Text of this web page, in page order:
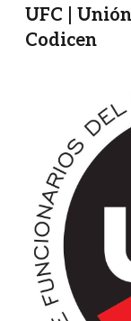
UFC |
Codicen